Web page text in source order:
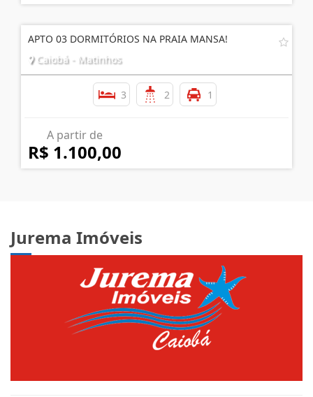
APTO 03 DORMITÓRIOS NA PRAIA MANSA!
Caiobá - Matinhos
3 2 1
A partir de
R$ 1.100,00
Jurema Imóveis